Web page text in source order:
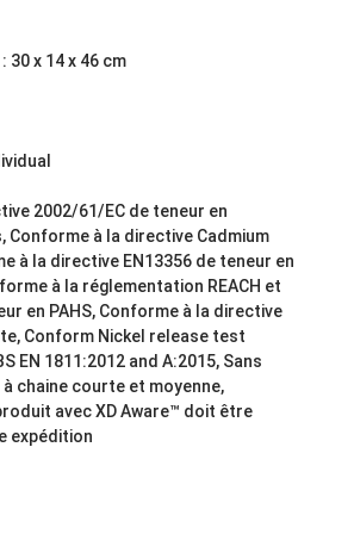
30 x 14 x 46 cm
2002/61/EC de teneur en
à la directive Cadmium
à la directive EN13356 de teneur en
à la réglementation REACH et
en PAHS, Conforme à la directive
Conform Nickel release test
EN 1811:2012 and A:2015, Sans
chaine courte et moyenne,
avec XD Aware™ doit être
expédition